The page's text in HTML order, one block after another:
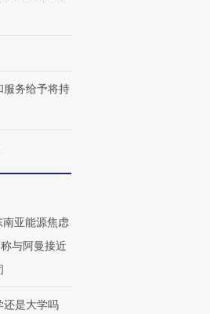
服务给予将持
亚能源焦虑
与阿曼接近
还是大学吗